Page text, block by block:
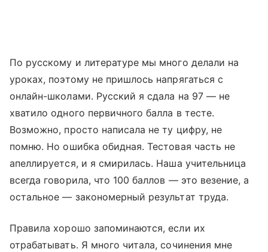
По русскому и литературе мы много делали на
уроках, поэтому не пришлось напрягаться с
онлайн-школами. Русский я сдала на 97 — не
хватило одного первичного балла в тесте.
Возможно, просто написала не ту цифру, не
помню. Но ошибка обидная. Тестовая часть не
апеллируется, и я смирилась. Наша учительница
всегда говорила, что 100 баллов — это везение, а
остальное — закономерный результат труда.
Правила хорошо запоминаются, если их
отрабатывать. Я много читала, сочинения мне